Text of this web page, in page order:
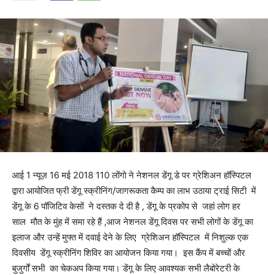
आई 1 न्यूज़ 16 मई 2018 110 लोंगो ने नेशनल डेंगू डे पर ग्रेशिअन हॉस्पिटल
द्वारा आयोजित फ्री डेंगू स्क्रीनिंग/जागरूकता कैम्प का लाभ उठाया ट्राई सिटी में
डेंगू के 6 पॉजिटिव केसों ने दस्तक दे दी है , डेंगू के प्रकोप से जहां लोग हर
साल मौत के मुंह में समा रहे हैं ,आज नेशनल डेंगू दिवस पर सभी लोगों के डेंगू का
इलाज और उन्हें मुफ्त में दवाई देने के लिए ग्रेशिअन हॉस्पिटल में निशुल्क एक
दिवसीय डेंगू स्क्रीनिंग शिविर का आयोजन किया गया। इस कैंप में बच्चों और
बुजुर्गों सभी का चेकअप किया गया। डेंगू के लिए आवश्यक सभी लैबोरेटरी के